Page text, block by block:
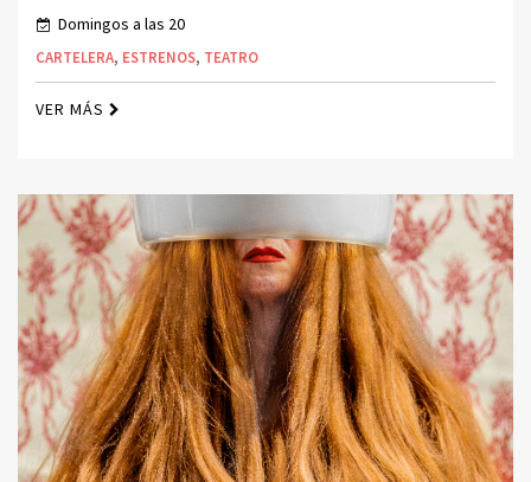
Domingos a las 20
CARTELERA, ESTRENOS, TEATRO
VER MÁS